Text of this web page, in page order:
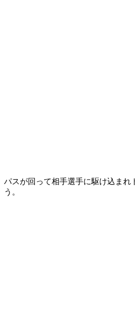
パスが回って相手選手に駆け込まれ
う。